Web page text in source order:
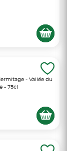
- Vallée du
- 75cl